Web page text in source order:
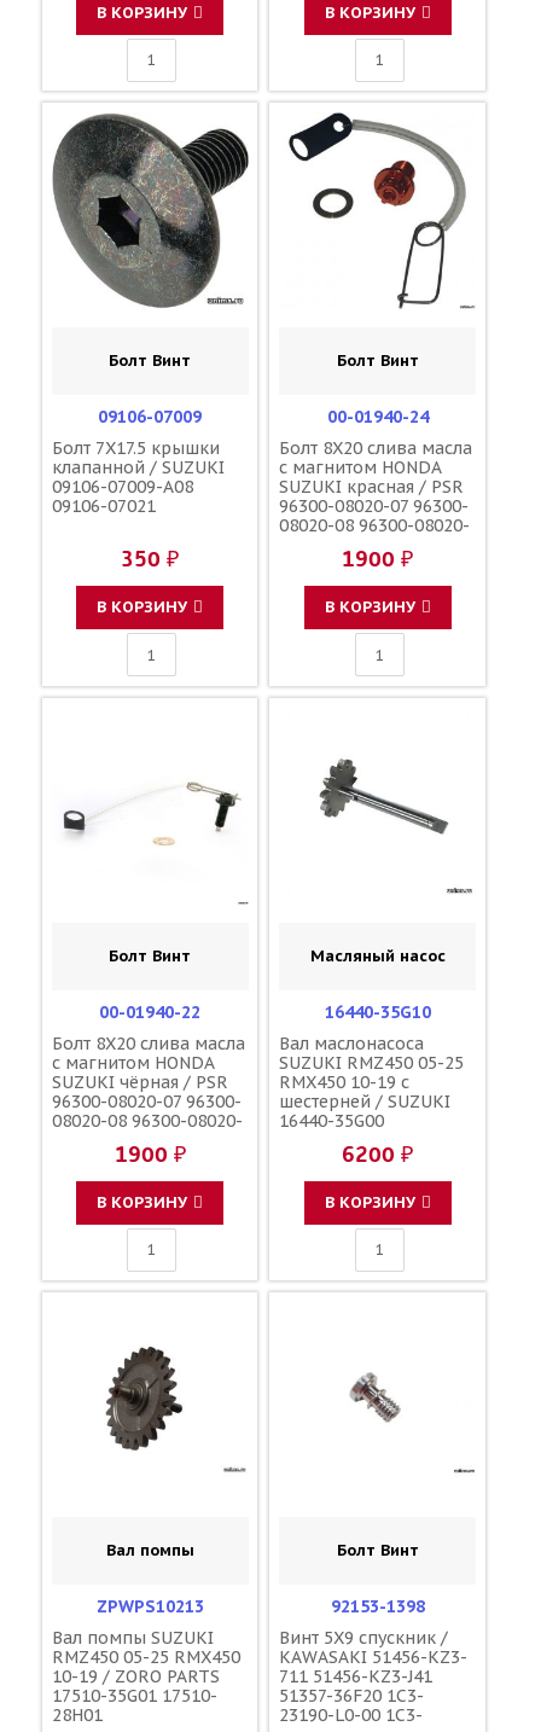
В КОРЗИНУ В КОРЗИНУ
Болт Винт
09106-07009
Болт 7X17.5 крышки
клапанной / SUZUKI
09106-07009-A08
09106-07021
350 ₽
В КОРЗИНУ
Болт Винт
00-01940-24
Болт 8X20 слива масла
с магнитом HONDA
SUZUKI красная / PSR
96300-08020-07 96300-
08020-08 96300-08020-
1900 ₽
В КОРЗИНУ
Болт Винт
00-01940-22
Болт 8X20 слива масла
с магнитом HONDA
SUZUKI чёрная / PSR
96300-08020-07 96300-
08020-08 96300-08020-
1900 ₽
В КОРЗИНУ
Масляный насос
16440-35G10
Вал маслонасоса
SUZUKI RMZ450 05-25
RMX450 10-19 с
шестерней / SUZUKI
16440-35G00
6200 ₽
В КОРЗИНУ
Вал помпы
ZPWPS10213
Вал помпы SUZUKI
RMZ450 05-25 RMX450
10-19 / ZORO PARTS
17510-35G01 17510-
28H01
Болт Винт
92153-1398
Винт 5X9 спускник /
KAWASAKI 51456-KZ3-
711 51456-KZ3-J41
51357-36F20 1C3-
23190-L0-00 1C3-